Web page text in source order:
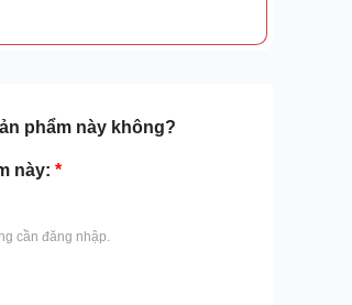
phẩm này không?
này: *
cần đăng nhập.